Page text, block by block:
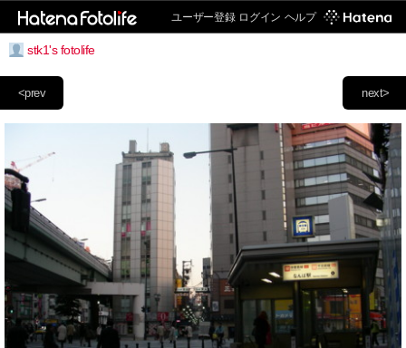
ユーザー登録 ログイン ヘルプ
stk1's fotolife
next>
<prev